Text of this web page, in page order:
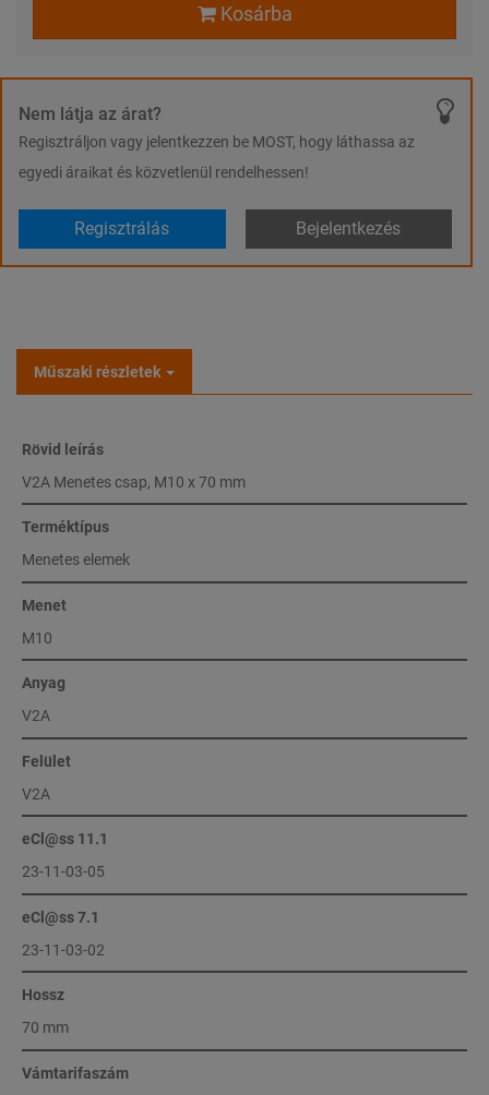
Kosárba
Nem látja az árat?
Regisztráljon vagy jelentkezzen be MOST, hogy láthassa az
egyedi áraikat és közvetlenül rendelhessen!
Regisztrálás Bejelentkezés
Műszaki részletek
Rövid leírás
V2A Menetes csap, M10 x 70 mm
Terméktípus
Menetes elemek
Menet
M10
Anyag
V2A
Felület
V2A
eCl@ss 11.1
23-11-03-05
eCl@ss 7.1
23-11-03-02
Hossz
70 mm
Vámtarifaszám